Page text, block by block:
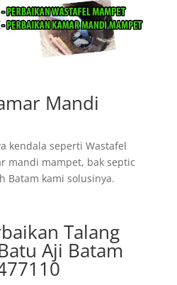
Mandi
kendala seperti Wastafel
mandi mampet, bak septic
Batam kami solusinya.
Talang
Aji Batam